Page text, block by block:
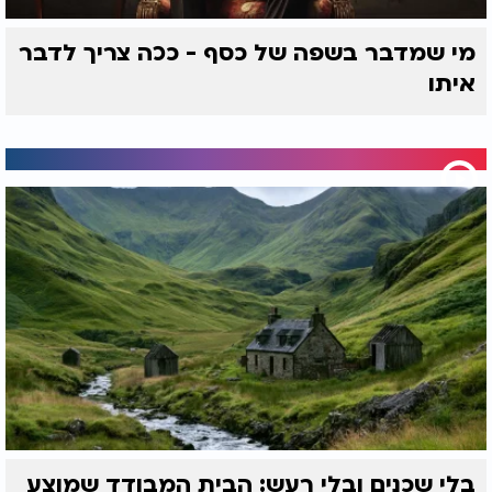
מי שמדבר בשפה של כסף - ככה צריך לדבר
איתו
בלי שכנים ובלי רעש: הבית המבודד שמוצע